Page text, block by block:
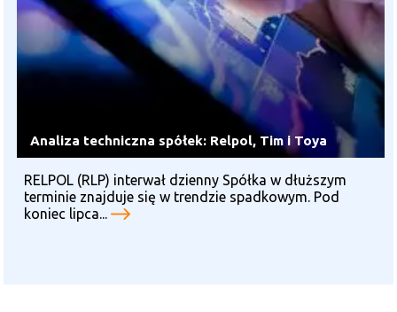
Analiza techniczna spółek: Relpol, Tim i Toya
RELPOL (RLP) interwał dzienny Spółka w dłuższym
terminie znajduje się w trendzie spadkowym. Pod
koniec lipca...